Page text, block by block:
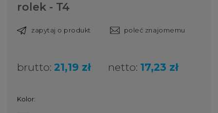
rolek - T4
zapytaj o produkt poleć znajomemu
brutto: 21,19 zł netto: 17,23 zł
Kolor: